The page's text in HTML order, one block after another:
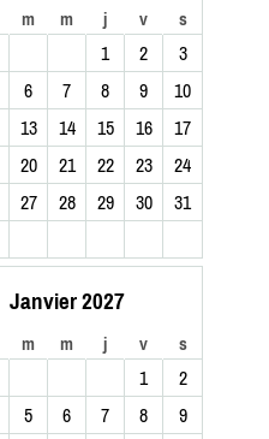
m m j v s
1 2
3
6 7 8 9
10
13 14 15 16
17
20 21 22 23
24
27 28 29 30 31
Janvier 2027
m m j v s
1
2
5 6 7 8
9